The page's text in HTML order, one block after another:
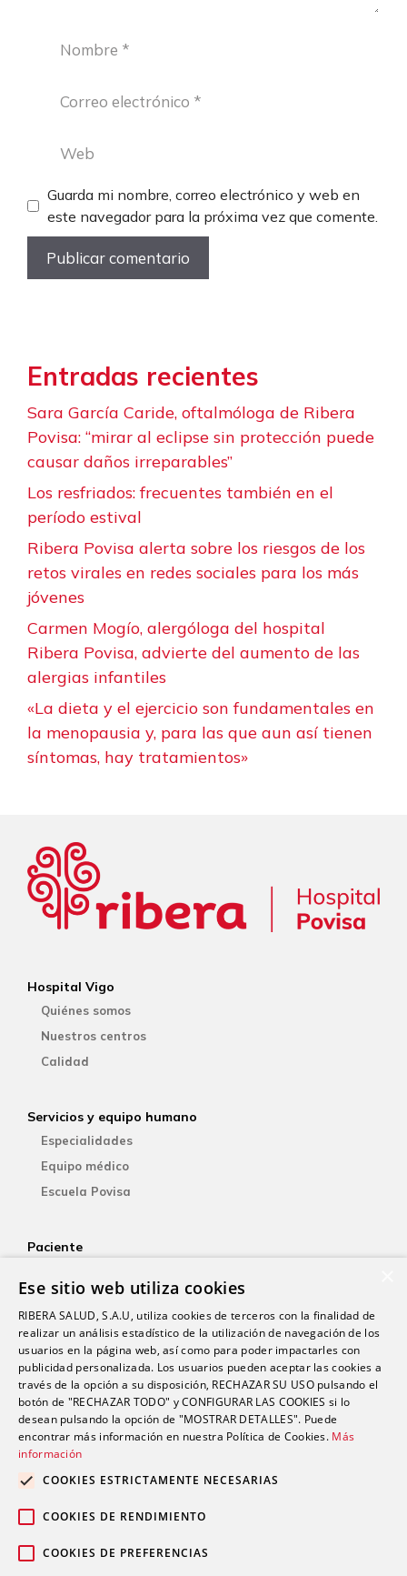
electrónico
Guarda mi nombre, correo electrónico y web en
este navegador para la próxima vez que comente.
Entradas recientes
Sara García Caride, oftalmóloga de Ribera
Povisa: “mirar al eclipse sin protección puede
causar daños irreparables”
Los resfriados: frecuentes también en el
período estival
Ribera Povisa alerta sobre los riesgos de los
retos virales en redes sociales para los más
jóvenes
Carmen Mogío, alergóloga del hospital
Ribera Povisa, advierte del aumento de las
alergias infantiles
«La dieta y el ejercicio son fundamentales en
la menopausia y, para las que aun así tienen
síntomas, hay tratamientos»
Hospital Vigo
Quiénes somos
Nuestros centros
Calidad
Servicios y equipo humano
Especialidades
Equipo médico
Escuela Povisa
Paciente
YOsalud
Atención al paciente
Guía del paciente
Consentimiento informado
Paciente internacional
Investigación
Actualidad
Fondos públicos
Contacto
Ese sitio web utiliza cookies
RIBERA SALUD, S.A.U, utiliza cookies de terceros con la finalidad de
realizar un análisis estadístico de la utilización de navegación de los
usuarios en la página web, así como para poder impactarles con
publicidad personalizada. Los usuarios pueden aceptar las cookies a
través de la opción a su disposición, RECHAZAR SU USO pulsando el
botón de "RECHAZAR TODO" y CONFIGURAR LAS COOKIES si lo
desean pulsando la opción de "MOSTRAR DETALLES". Puede
encontrar más información en nuestra Política de Cookies. Más
información
COOKIES ESTRICTAMENTE NECESARIAS
COOKIES DE RENDIMIENTO
COOKIES DE PREFERENCIAS